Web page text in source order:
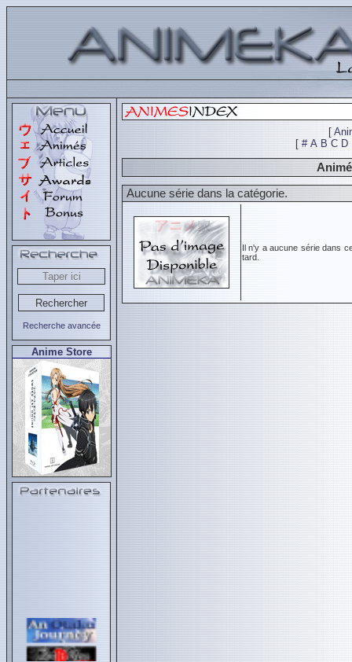
Recherche avancée
Anime Store
[
[ # A B C D
Aucune série dans la catégorie.
Il n'y a aucune série dans
tard.